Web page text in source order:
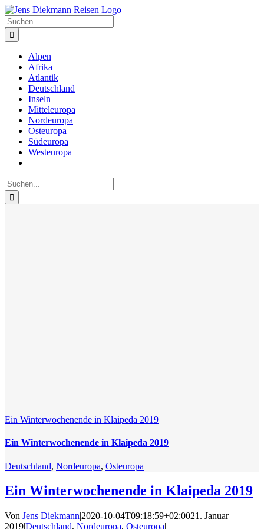
Zum
Inhalt
springen
Suche
nach:
Alpen
Afrika
Atlantik
Deutschland
Inseln
Mitteleuropa
Nordeuropa
Osteuropa
Südeuropa
Westeuropa
Suche
nach:
Ein Winterwochenende in Klaipeda 2019
Ein Winterwochenende in Klaipeda 2019
Deutschland, Nordeuropa, Osteuropa
Ein Winterwochenende in Klaipeda 2019
Von Jens Diekmann|2020-10-04T09:18:59+02:0021. Januar
2019|Deutschland, Nordeuropa, Osteuropa|